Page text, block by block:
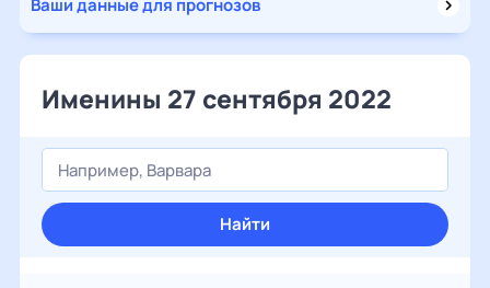
Ваши данные для прогнозов
Именины 27 сентября 2022
Найти